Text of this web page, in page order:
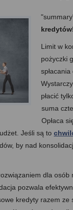
Limit w
pożyczki
płacić
suma
Opłaca
Jeśli są to
by nad
dla osób
pozwala
kredyty razem